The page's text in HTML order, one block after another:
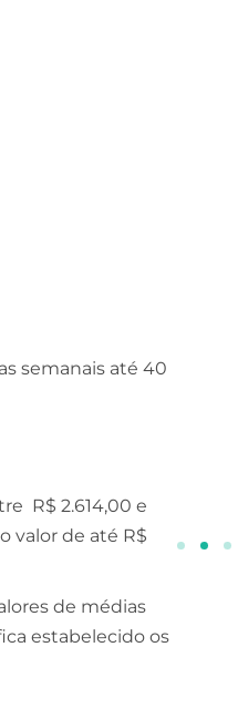
semanais até 40
R$ 2.614,00 e
valor de até R$
de médias
estabelecido os